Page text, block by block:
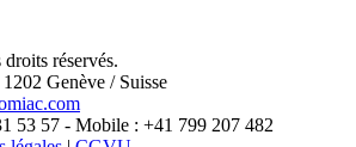
X
réservés.
Genève / Suisse
53 57 - Mobile : +41 799 207 482